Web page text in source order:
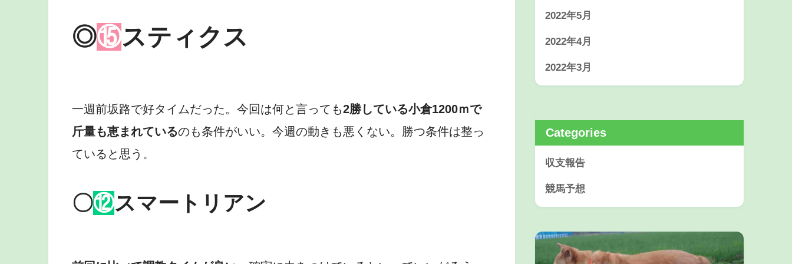
◎⑮スティクス
一週前坂路で好タイムだった。今回は何と言っても2勝している小倉1200ｍで
斤量も恵まれているのも条件がいい。今週の動きも悪くない。勝つ条件は整っ
ていると思う。
〇⑫スマートリアン
2022年5月
2022年4月
2022年3月
Categories
収支報告
競馬予想